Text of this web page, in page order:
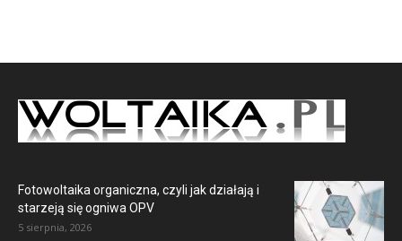
Fotowoltaika organiczna, czyli jak działają i
starzeją się ogniwa OPV
5 sierpnia, 2026